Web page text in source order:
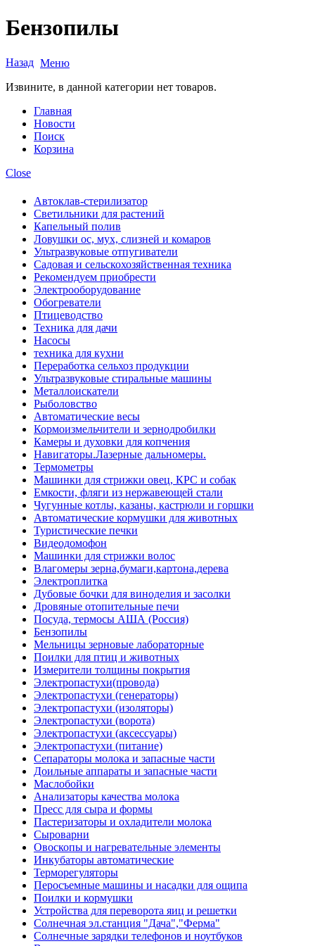
Бензопилы
Назад Меню
Извините, в данной категории нет товаров.
Главная
Новости
Поиск
Корзина
Close
Автоклав-стерилизатор
Светильники для растений
Капельный полив
Ловушки ос, мух, слизней и комаров
Ультразвуковые отпугиватели
Садовая и сельскохозяйственная техника
Рекомендуем приобрести
Электрооборудование
Обогреватели
Птицеводство
Техника для дачи
Насосы
техника для кухни
Переработка сельхоз продукции
Ультразвуковые стиральные машины
Металлоискатели
Рыболовство
Автоматические весы
Кормоизмельчители и зернодробилки
Камеры и духовки для копчения
Навигаторы.Лазерные дальномеры.
Термометры
Машинки для стрижки овец, КРС и собак
Емкости, фляги из нержавеющей стали
Чугунные котлы, казаны, кастрюли и горшки
Автоматические кормушки для животных
Туристические печки
Видеодомофон
Машинки для стрижки волос
Влагомеры зерна,бумаги,картона,дерева
Электроплитка
Дубовые бочки для виноделия и засолки
Дровяные отопительные печи
Посуда, термосы АША (Россия)
Бензопилы
Мельницы зерновые лабораторные
Поилки для птиц и животных
Измерители толщины покрытия
Электропастухи(провода)
Электропастухи (генераторы)
Электропастухи (изоляторы)
Электропастухи (ворота)
Электропастухи (аксессуары)
Электропастухи (питание)
Сепараторы молока и запасные части
Доильные аппараты и запасные части
Маслобойки
Анализаторы качества молока
Пресс для сыра и формы
Пастеризаторы и охладители молока
Сыроварни
Овоскопы и нагревательные элементы
Инкубаторы автоматические
Терморегуляторы
Перосъемные машины и насадки для ощипа
Поилки и кормушки
Устройства для переворота яиц и решетки
Солнечная эл.станция "Дача","Ферма"
Солнечные зарядки телефонов и ноутбуков